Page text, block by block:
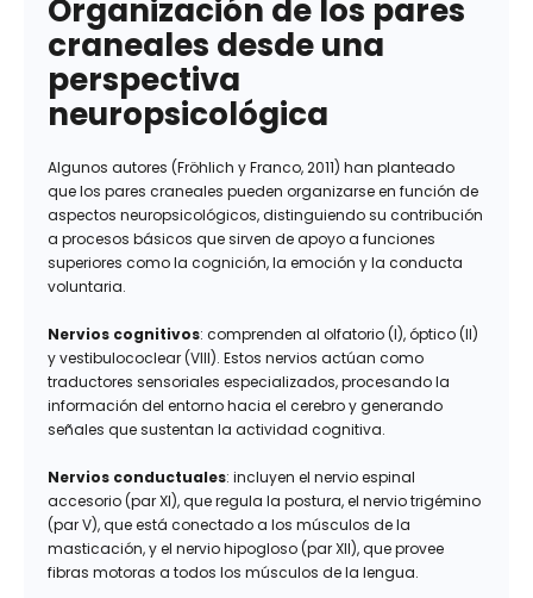
Organización de los pares
craneales desde una
perspectiva
neuropsicológica
Algunos autores (Fröhlich y Franco, 2011) han planteado
que los pares craneales pueden organizarse en función de
aspectos neuropsicológicos, distinguiendo su contribución
a procesos básicos que sirven de apoyo a funciones
superiores como la cognición, la emoción y la conducta
voluntaria.
Nervios cognitivos: comprenden al olfatorio (I), óptico (II)
y vestibulococlear (VIII). Estos nervios actúan como
traductores sensoriales especializados, procesando la
información del entorno hacia el cerebro y generando
señales que sustentan la actividad cognitiva.
Nervios conductuales: incluyen el nervio espinal
accesorio (par XI), que regula la postura, el nervio trigémino
(par V), que está conectado a los músculos de la
masticación, y el nervio hipogloso (par XII), que provee
fibras motoras a todos los músculos de la lengua.